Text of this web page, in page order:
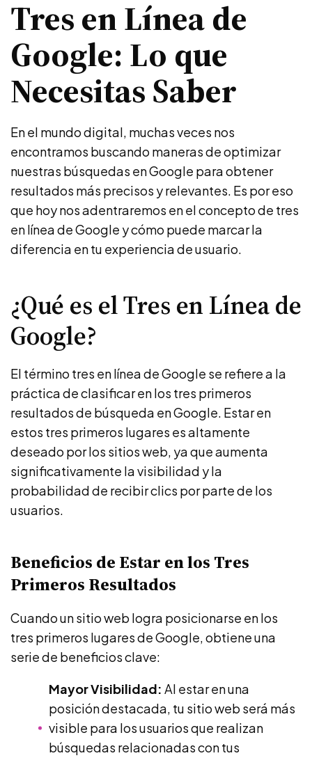
Tres en Línea de
Google: Lo que
Necesitas Saber
En el mundo digital, muchas veces nos
encontramos buscando maneras de optimizar
nuestras búsquedas en Google para obtener
resultados más precisos y relevantes. Es por eso
que hoy nos adentraremos en el concepto de tres
en línea de Google y cómo puede marcar la
diferencia en tu experiencia de usuario.
¿Qué es el Tres en Línea de
Google?
El término tres en línea de Google se refiere a la
práctica de clasificar en los tres primeros
resultados de búsqueda en Google. Estar en
estos tres primeros lugares es altamente
deseado por los sitios web, ya que aumenta
significativamente la visibilidad y la
probabilidad de recibir clics por parte de los
usuarios.
Beneficios de Estar en los Tres
Primeros Resultados
Cuando un sitio web logra posicionarse en los
tres primeros lugares de Google, obtiene una
serie de beneficios clave:
Mayor Visibilidad: Al estar en una
posición destacada, tu sitio web será más
visible para los usuarios que realizan
búsquedas relacionadas con tus